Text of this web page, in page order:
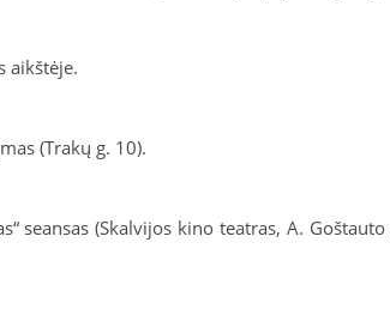
aikštėje.
(Trakų g. 10).
seansas (Skalvijos kino teatras, A. Goštauto